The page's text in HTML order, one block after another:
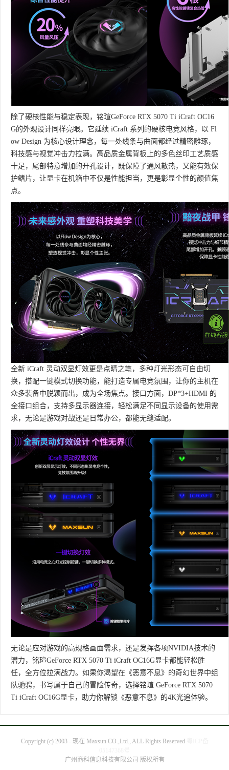
除了硬核性能与稳定表现，铭瑄GeForce RTX 5070 Ti iCraft OC16
G的外观设计同样亮眼。它延续 iCraft 系列的硬核电竞风格，以 Fl
ow Design 为核心设计理念，每一处线条与曲面都经过精密雕琢，
科技感与视觉冲击力拉满。高品质金属背板上的多色丝印工艺质感
十足，尾部特意增加的开孔设计，既保障了通风散热，又能有效保
护鳍片，让显卡在机箱中不仅是性能担当，更是彰显个性的颜值焦
点。
全新 iCraft 灵动双显灯效更是点睛之笔，多种灯光形态可自由切
换，搭配一键模式切换功能，能打造专属电竞氛围，让你的主机在
众多装备中脱颖而出，成为全场焦点。接口方面，DP*3+HDMI 的
全接口组合，支持多显示器连接，轻松满足不同显示设备的使用需
求，无论是游戏对战还是日常办公，都能无缝适配。
无论是应对游戏的高规格画面需求，还是发挥各项NVIDIA技术的
潜力，铭瑄GeForce RTX 5070 Ti iCraft OC16G显卡都能轻松胜
任，全方位拉满战力。如果你渴望在《恶意不息》的奇幻世界中组
队驰骋，书写属于自己的冒险传奇，选择铭瑄 GeForce RTX 5070
Ti iCraft OC16G显卡，助力你解锁《恶意不息》的4K光追体验。
Copyright (c) 2003 - 现在 Maxsun CO.,Ltd., ALL Rights Reserved
广州商科信息科技有限公司 版权所有